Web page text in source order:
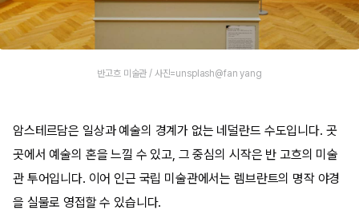
반고흐 미술관 / 사진=unsplash@fan yang
암스테르담은 일상과 예술의 경계가 없는 네덜란드 수도입니다. 곳
곳에서 예술의 혼을 느낄 수 있고, 그 중심의 시작은 반 고흐의 미술
관 투어입니다. 이어 인근 국립 미술관에서는 렘브란트의 명작 야경
을 실물로 영접할 수 있습니다.